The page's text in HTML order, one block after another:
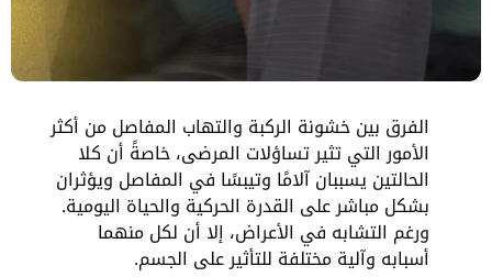
الفرق بين خشونة الركبة والتهاب المفاصل من أكثر
الأمور التي تثير تساؤلات المرضى، خاصةً أن كلا
الحالتين يسببان آلامًا وتيبسًا في المفاصل ويؤثران
بشكل مباشر على القدرة الحركية والحياة اليومية.
ورغم التشابه في الأعراض، إلا أن لكل منهما
أسبابه وآلية مختلفة للتأثير على الجسم.